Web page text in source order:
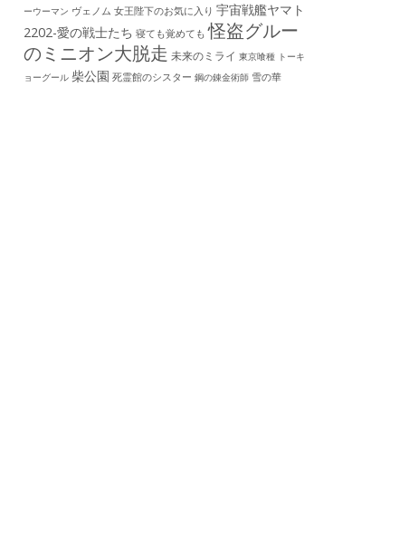
ーウーマン ヴェノム 女王陛下のお気に入り 宇宙戦艦ヤマト
2202-愛の戦士たち 寝ても覚めても 怪盗グルー
のミニオン大脱走 未来のミライ 東京喰種 トーキ
ョーグール 柴公園 死霊館のシスター 鋼の錬金術師 雪の華